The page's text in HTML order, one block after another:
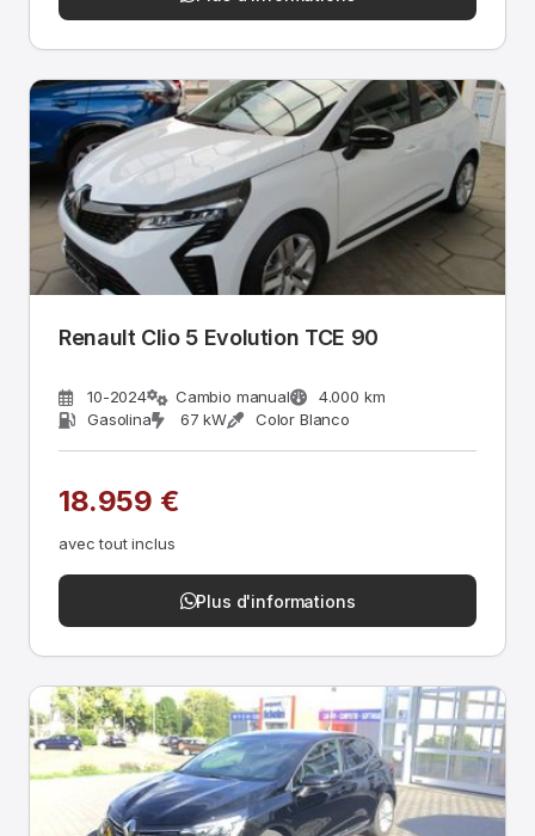
Renault Clio 5 Evolution TCE 90
10-2024 Cambio manual
4.000 km
Gasolina
67 kW Color Blanco
18.959 €
avec tout inclus
Plus d'informations